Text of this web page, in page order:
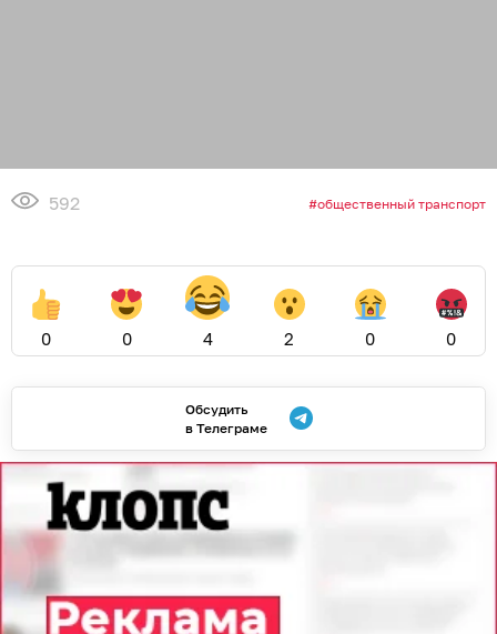
592 общественный транспорт
0 0 4 2 0 0
Обсудить
в Телеграме